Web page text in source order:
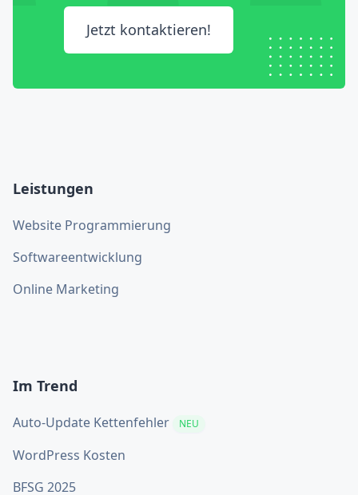
Jetzt kontaktieren!
Leistungen
Website Programmierung
Softwareentwicklung
Online Marketing
Im Trend
Auto-Update Kettenfehler NEU
WordPress Kosten
BFSG 2025